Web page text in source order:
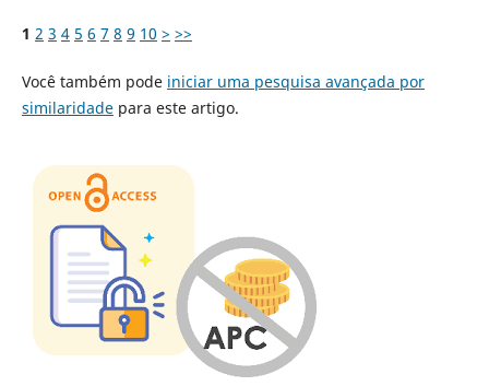
1 2 3 4 5 6 7 8 9 10 > >>
Você também pode iniciar uma pesquisa avançada por
similaridadepara este artigo.